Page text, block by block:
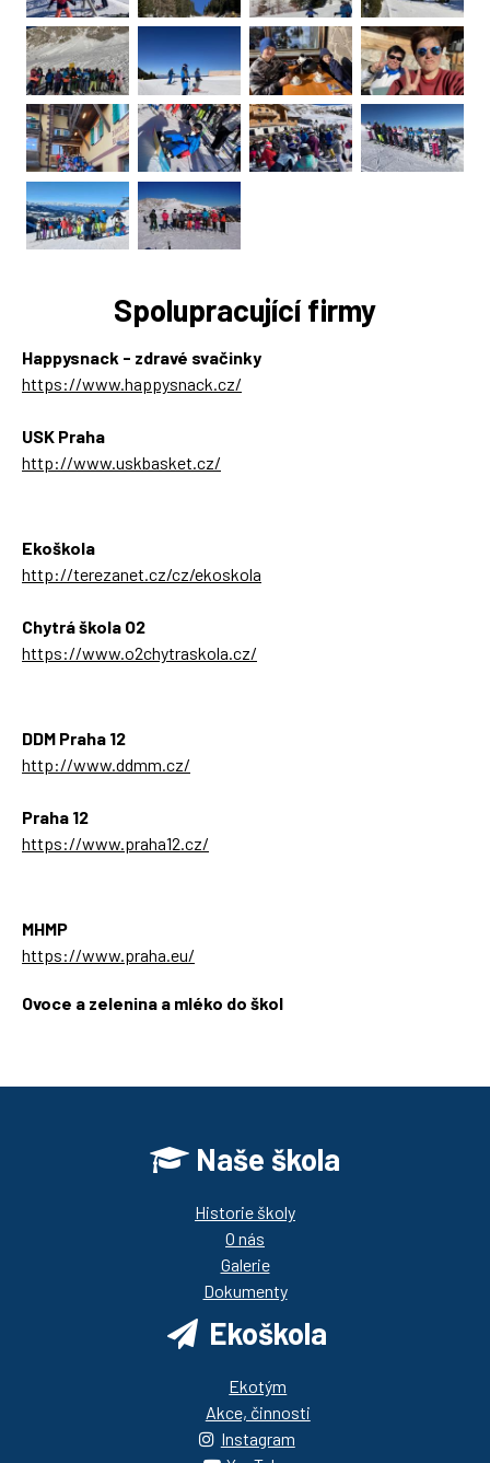
Spolupracující firmy
Happysnack - zdravé svačinky
https://www.happysnack.cz/
USK Praha
http://www.uskbasket.cz/
Ekoškola
http://terezanet.cz/cz/ekoskola
Chytrá škola O2
https://www.o2chytraskola.cz/
DDM Praha 12
http://www.ddmm.cz/
Praha 12
https://www.praha12.cz/
MHMP
https://www.praha.eu/
Ovoce a zelenina a mléko do škol
Naše škola
Historie školy
O nás
Galerie
Dokumenty
Ekoškola
Ekotým
Akce, činnosti
Instagram